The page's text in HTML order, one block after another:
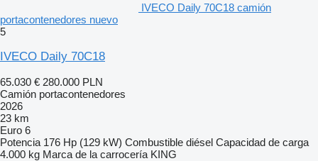
IVECO Daily 70C18 camión
portacontenedores nuevo
5
IVECO Daily 70C18
65.030 € 280.000 PLN
Camión portacontenedores
2026
23 km
Euro 6
Potencia 176 Hp (129 kW) Combustible diésel Capacidad de carga
4.000 kg Marca de la carrocería KING